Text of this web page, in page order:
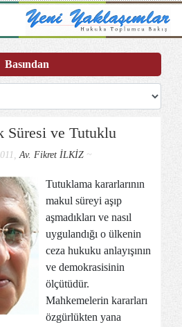
Süresi ve Tutuklu
Av. Fikret İLKİZ ~
Tutuklama kararlarının
makul süreyi aşıp
aşmadıkları ve nasıl
uygulandığı o ülkenin
ceza hukuku anlayışının
ve demokrasisinin
ölçütüdür.
Mahkemelerin kararları
özgürlükten yana
Basından